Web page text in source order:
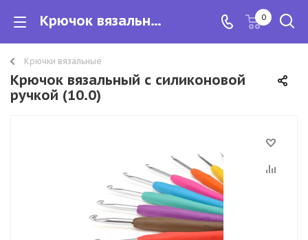
Крючок вязальный с силиконовой ручкой 0
Крючки вязальные
Крючок вязальный с силиконовой
ручкой (10.0)